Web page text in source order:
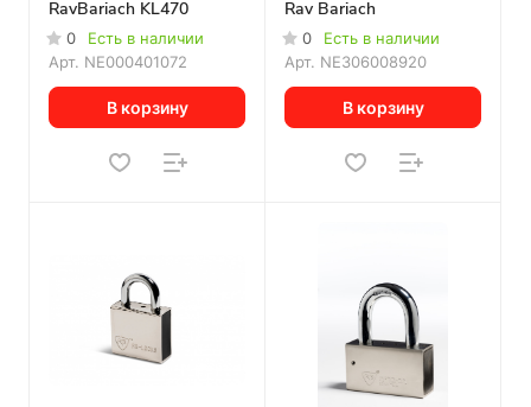
RavBariach KL470
0
Есть в наличии
Арт. NE000401072
В корзину
Rav Bariach
0
Есть в наличии
Арт. NE306008920
В корзину